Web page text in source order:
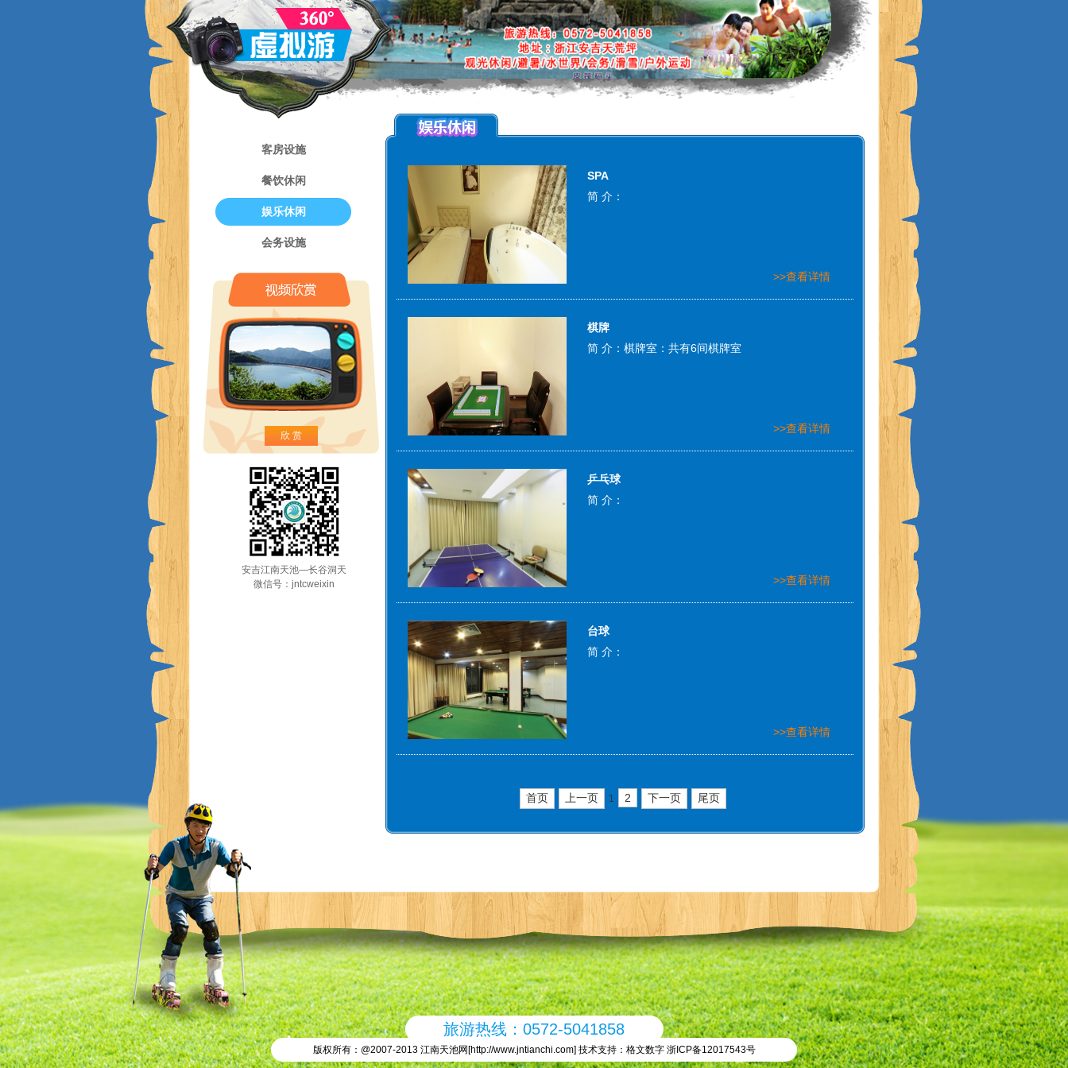
客房设施
餐饮休闲
娱乐休闲
会务设施
欣 赏
安吉江南天池—长谷洞天
微信号：jntcweixin
SPA
简 介：
>>查看详情
棋牌
简 介：棋牌室：共有6间棋牌室
>>查看详情
乒乓球
简 介：
>>查看详情
台球
简 介：
>>查看详情
首页 上一页 1 2 下一页 尾页
旅游热线：0572-5041858
版权所有：@2007-2013 江南天池网[http://www.jntianchi.com] 技术支持： 格文数字浙ICP备12017543号